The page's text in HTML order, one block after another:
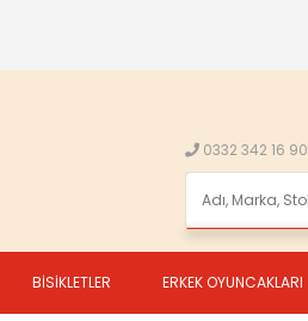
0332 342 16 90
BİSİKLETLER ERKEK OYUNCAKLARI